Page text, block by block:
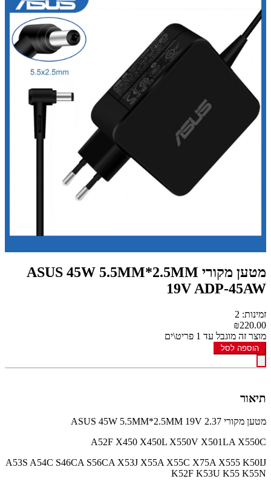
מטען מקורי ASUS 45W 5.5MM*2.5MM
19V ADP-45AW
זמינות: 2
₪220.00
מוצר זה מוגבל עד 1 פריט\ים
הוספה לסל
תיאור
מטען מקורי ASUS 45W 5.5MM*2.5MM 19V 2.37
A52F X450 X450L X550V X501LA X550C
A53S A54C S46CA S56CA X53J X55A X55C X75A X555 K50IJ
K52F K53U K55 K55N